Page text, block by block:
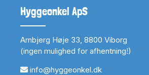
Hyggeonkel ApS
Arnbjerg Høje 33, 8800 Viborg
(ingen mulighed for afhentning!)
info@hyggeonkel.dk